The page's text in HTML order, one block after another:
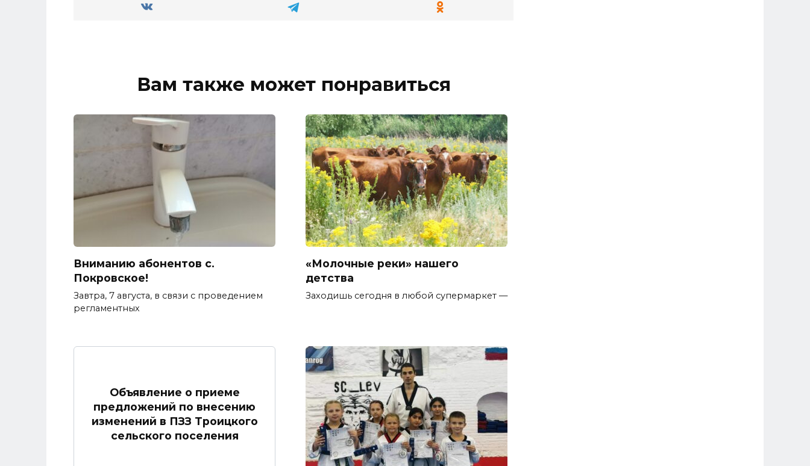
Вам также может понравиться
Вниманию абонентов с.
Покровское!
Завтра, 7 августа, в связи с проведением
регламентных
«Молочные реки» нашего
детства
Заходишь сегодня в любой супермаркет —
Объявление о приеме
предложений по внесению
изменений в ПЗЗ Троицкого
сельского поселения